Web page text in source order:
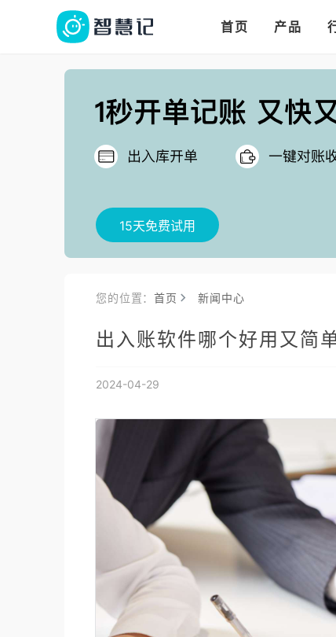
首页 产品
多语言、多币种
多店多仓统管，调拨更高效
15天免费试用
您的位置：首页 新闻中心
出入账软件哪个好用又简
2024-04-29